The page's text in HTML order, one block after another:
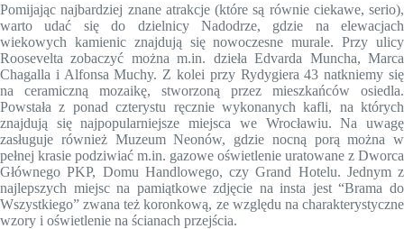
Pomijając najbardziej znane atrakcje (które są równie ciekawe, serio),
warto udać się do dzielnicy Nadodrze, gdzie na elewacjach
wiekowych kamienic znajdują się nowoczesne murale. Przy ulicy
Roosevelta zobaczyć można m.in. dzieła Edvarda Muncha, Marca
Chagalla i Alfonsa Muchy. Z kolei przy Rydygiera 43 natkniemy się
na ceramiczną mozaikę, stworzoną przez mieszkańców osiedla.
Powstała z ponad czterystu ręcznie wykonanych kafli, na których
znajdują się najpopularniejsze miejsca we Wrocławiu. Na uwagę
zasługuje również Muzeum Neonów, gdzie nocną porą można w
pełnej krasie podziwiać m.in. gazowe oświetlenie uratowane z Dworca
Głównego PKP, Domu Handlowego, czy Grand Hotelu. Jednym z
najlepszych miejsc na pamiątkowe zdjęcie na insta jest “Brama do
Wszystkiego” zwana też koronkową, ze względu na charakterystyczne
wzory i oświetlenie na ścianach przejścia.